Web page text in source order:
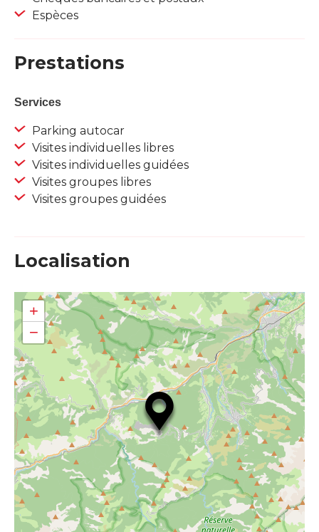
Espèces
Prestations
Services
Parking autocar
Visites individuelles libres
Visites individuelles guidées
Visites groupes libres
Visites groupes guidées
Localisation
+
−